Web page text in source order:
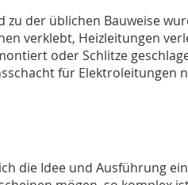
zu der üblichen Bauweise
verklebt, Heizleitungen
oder Schlitze
für Elektroleitungen
die Idee und Ausführung